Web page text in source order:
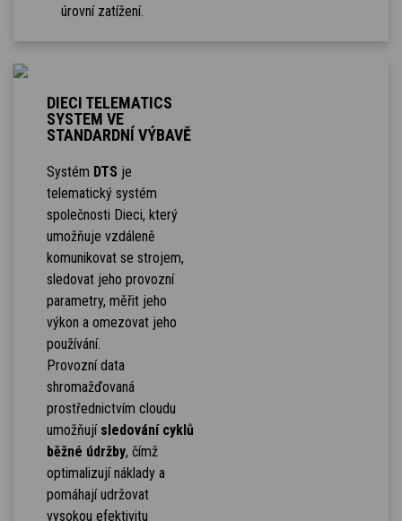
úrovní zatížení.
DIECI TELEMATICS
SYSTEM VE
STANDARDNÍ VÝBAVĚ
Systém DTS je
telematický systém
společnosti Dieci, který
umožňuje vzdáleně
komunikovat se strojem,
sledovat jeho provozní
parametry, měřit jeho
výkon a omezovat jeho
používání.
Provozní data
shromažďovaná
prostřednictvím cloudu
umožňují sledování cyklů
běžné údržby, čímž
optimalizují náklady a
pomáhají udržovat
vysokou efektivitu